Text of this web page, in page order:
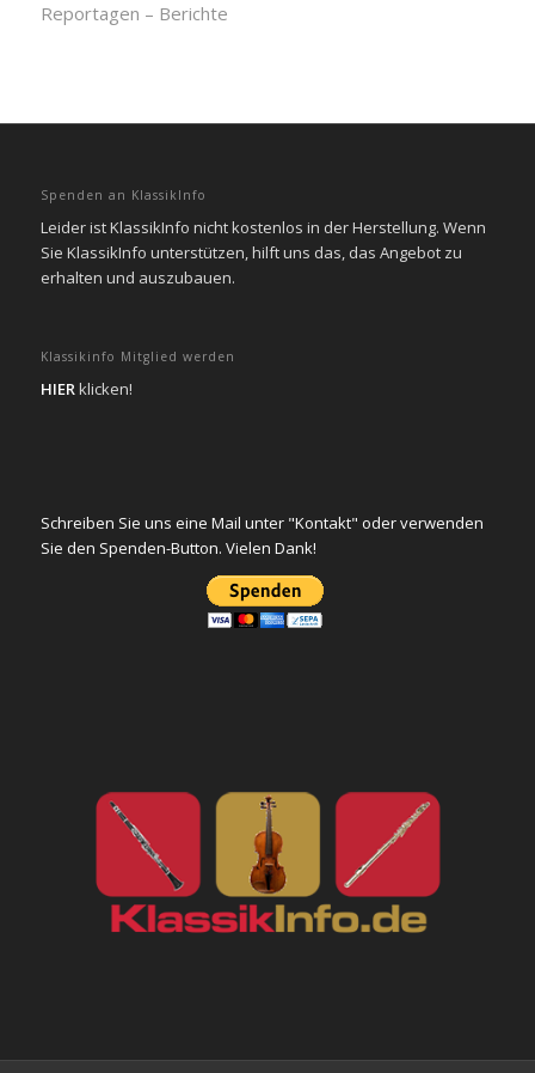
Reportagen – Berichte
Spenden an KlassikInfo
Leider ist KlassikInfo nicht kostenlos in der Herstellung. Wenn
Sie KlassikInfo unterstützen, hilft uns das, das Angebot zu
erhalten und auszubauen.
Klassikinfo Mitglied werden
HIERklicken!
Schreiben Sie uns eine Mail unter "Kontakt" oder verwenden
Sie den Spenden-Button. Vielen Dank!